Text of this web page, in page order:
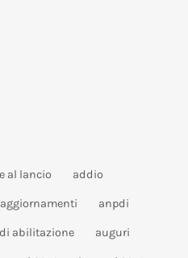
al lancio addio
aggiornamenti anpdi
abilitazione auguri